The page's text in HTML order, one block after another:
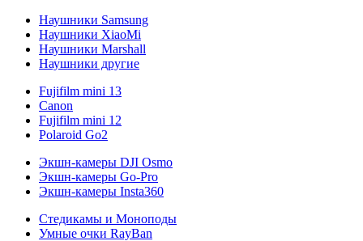
Наушники Samsung
Наушники XiaoMi
Наушники Marshall
Наушники другие
Fujifilm mini 13
Canon
Fujifilm mini 12
Polaroid Go2
Экшн-камеры DJI Osmo
Экшн-камеры Go-Pro
Экшн-камеры Insta360
Стедикамы и Моноподы
Умные очки RayBan